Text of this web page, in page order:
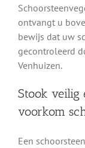
ontvangt u
bewijs dat uw
gecontroleerd
Venhuizen.
Stook veilig
voorkom
Een